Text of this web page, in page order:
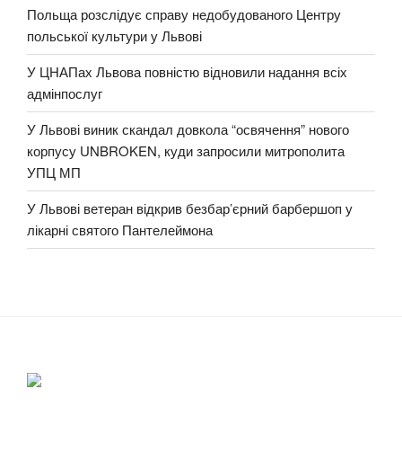
Польща розслідує справу недобудованого Центру
польської культури у Львові
У ЦНАПах Львова повністю відновили надання всіх
адмінпослуг
У Львові виник скандал довкола “освячення” нового
корпусу UNBROKEN, куди запросили митрополита
УПЦ МП
У Львові ветеран відкрив безбар’єрний барбершоп у
лікарні святого Пантелеймона